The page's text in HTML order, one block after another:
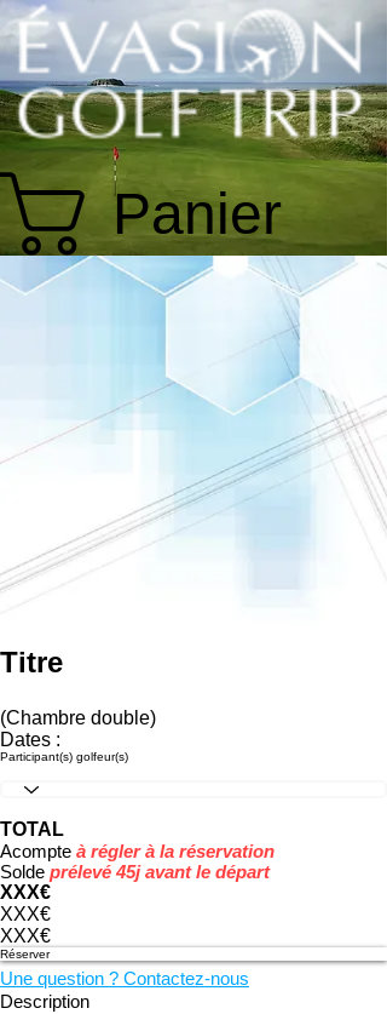
Panier
Titre
(Chambre double)
Dates :
Participant(s) golfeur(s)
TOTAL
Acompte à régler à la réservation
Solde prélevé 45j avant le départ
XXX€
XXX€
XXX€
Réserver
Une question ? Contactez-nous
Description